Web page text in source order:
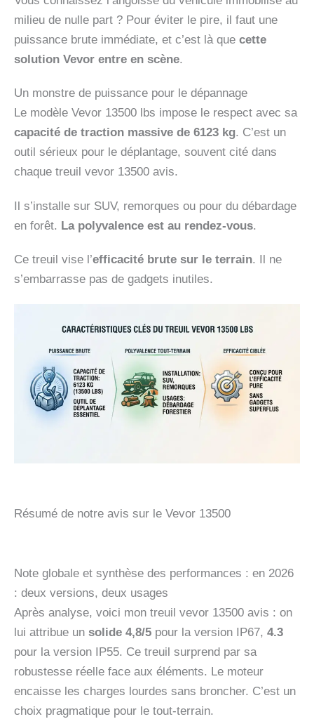
milieu de nulle part ? Pour éviter le pire, il faut une
puissance brute immédiate, et c’est là que cette
solution Vevor entre en scène.
Un monstre de puissance pour le dépannage
Le modèle Vevor 13500 lbs impose le respect avec sa
capacité de traction massive de 6123 kg. C’est un
outil sérieux pour le déplantage, souvent cité dans
chaque treuil vevor 13500 avis.
Il s’installe sur SUV, remorques ou pour du débardage
en forêt. La polyvalence est au rendez-vous.
Ce treuil vise l’efficacité brute sur le terrain. Il ne
s’embarrasse pas de gadgets inutiles.
Résumé de notre avis sur le Vevor 13500
Note globale et synthèse des performances : en 2026
: deux versions, deux usages
Après analyse, voici mon treuil vevor 13500 avis : on
lui attribue un solide 4,8/5 pour la version IP67, 4.3
pour la version IP55. Ce treuil surprend par sa
robustesse réelle face aux éléments. Le moteur
encaisse les charges lourdes sans broncher. C’est un
choix pragmatique pour le tout-terrain.